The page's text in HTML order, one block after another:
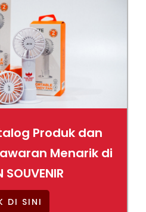
Produk dan
Menarik di
SOUVENIR
DI SINI